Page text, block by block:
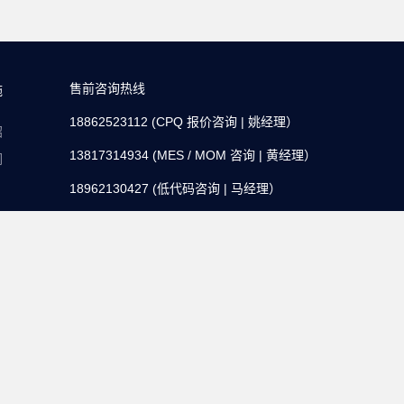
售前咨询热线
18862523112 (CPQ 报价咨询 | 姚经理）
13817314934 (MES / MOM 咨询 | 黄经理）
18962130427 (低代码咨询 | 马经理）